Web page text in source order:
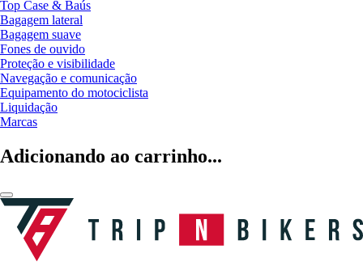
Top Case & Baús
Bagagem lateral
Bagagem suave
Fones de ouvido
Proteção e visibilidade
Navegação e comunicação
Equipamento do motociclista
Liquidação
Marcas
Adicionando ao carrinho...